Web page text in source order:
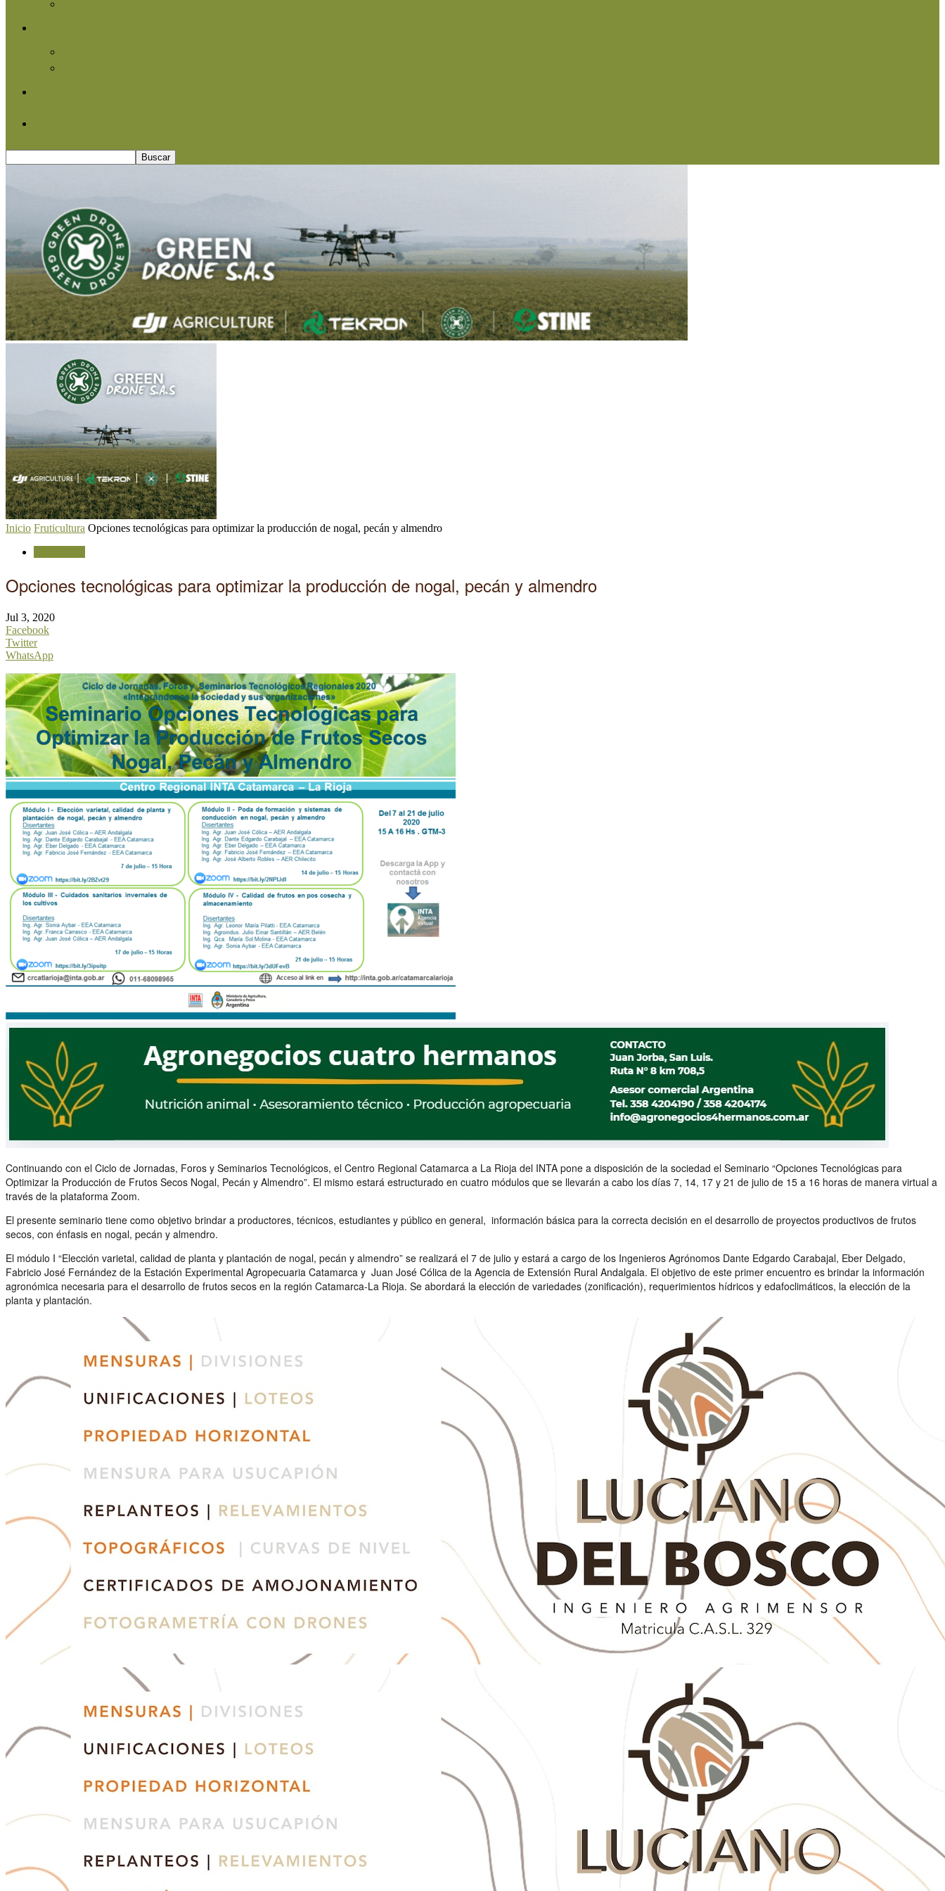
Inicio Fruticultura Opciones tecnológicas para optimizar la producción de nogal, pecán y almendro
Opciones tecnológicas para optimizar la producción de nogal, pecán y almendro
Jul 3, 2020
Facebook
Twitter
WhatsApp
Continuando con el Ciclo de Jornadas, Foros y Seminarios Tecnológicos, el Centro Regional Catamarca a La Rioja del INTA pone a disposición de la sociedad el Seminario “Opciones Tecnológicas para
Optimizar la Producción de Frutos Secos Nogal, Pecán y Almendro”. El mismo estará estructurado en cuatro módulos que se llevarán a cabo los días 7, 14, 17 y 21 de julio de 15 a 16 horas de manera virtual a
través de la plataforma Zoom.
El presente seminario tiene como objetivo brindar a productores, técnicos, estudiantes y público en general, información básica para la correcta decisión en el desarrollo de proyectos productivos de frutos
secos, con énfasis en nogal, pecán y almendro.
El módulo I “Elección varietal, calidad de planta y plantación de nogal, pecán y almendro” se realizará el 7 de julio y estará a cargo de los Ingenieros Agrónomos Dante Edgardo Carabajal, Eber Delgado,
Fabricio José Fernández de la Estación Experimental Agropecuaria Catamarca y Juan José Cólica de la Agencia de Extensión Rural Andalgala. El objetivo de este primer encuentro es brindar la información
agronómica necesaria para el desarrollo de frutos secos en la región Catamarca-La Rioja. Se abordará la elección de variedades (zonificación), requerimientos hídricos y edafoclimáticos, la elección de la
planta y plantación.